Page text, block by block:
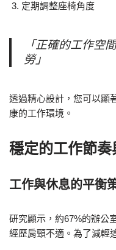
定期調整座椅角度
「正確的工作空
勞」
透過精心設計，您可以顯
康的工作環境。
穩定的工作節奏
工作與休息的平衡
研究顯示，約67%的辦公
經歷肩頸不適。為了減輕